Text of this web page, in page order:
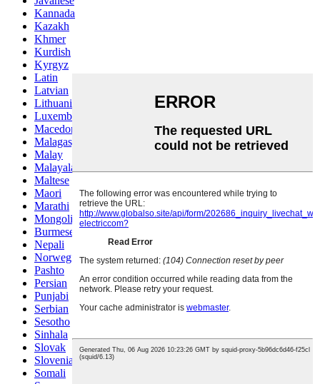
Kannada
Kazakh
Khmer
Kurdish
Kyrgyz
Latin
Latvian
Lithuanian
Luxembou..
Macedonian
Malagasy
Malay
Malayalam
Maltese
Maori
Marathi
Mongolian
Burmese
Nepali
Norwegian
Pashto
Persian
Punjabi
Serbian
Sesotho
Sinhala
Slovak
Slovenian
Somali